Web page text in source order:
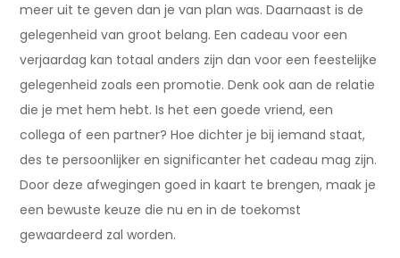
meer uit te geven dan je van plan was. Daarnaast is de
gelegenheid van groot belang. Een cadeau voor een
verjaardag kan totaal anders zijn dan voor een feestelijke
gelegenheid zoals een promotie. Denk ook aan de relatie
die je met hem hebt. Is het een goede vriend, een
collega of een partner? Hoe dichter je bij iemand staat,
des te persoonlijker en significanter het cadeau mag zijn.
Door deze afwegingen goed in kaart te brengen, maak je
een bewuste keuze die nu en in de toekomst
gewaardeerd zal worden.